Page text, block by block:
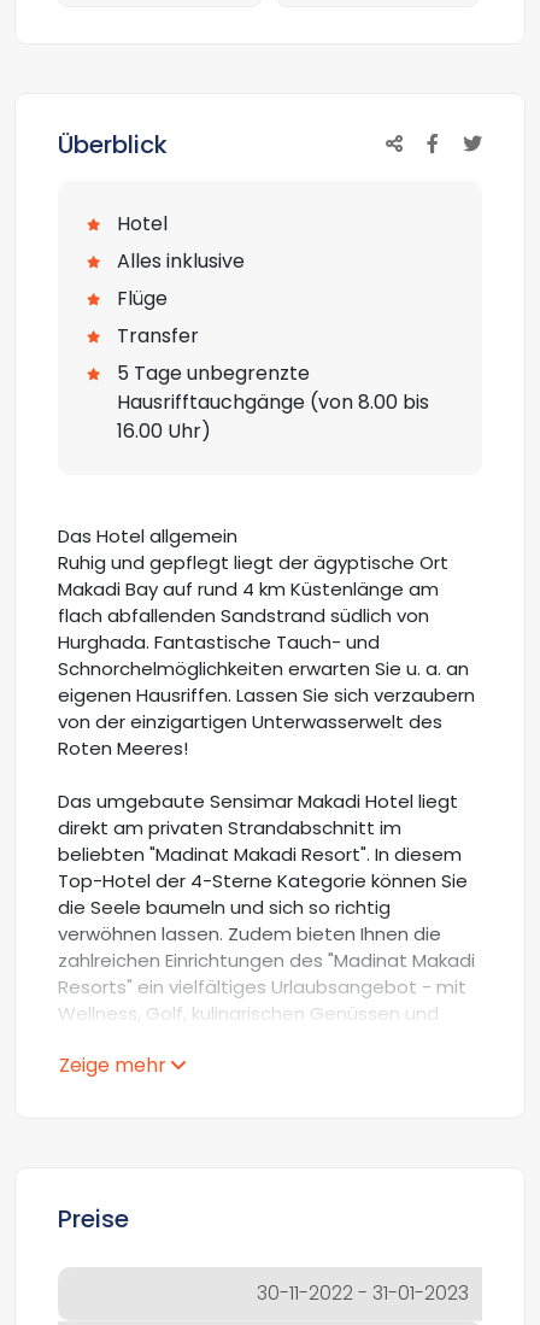
Überblick
Hotel
Alles inklusive
Flüge
Transfer
5 Tage unbegrenzte
Hausrifftauchgänge (von 8.00 bis
16.00 Uhr)
Das Hotel allgemein
Ruhig und gepflegt liegt der ägyptische Ort
Makadi Bay auf rund 4 km Küstenlänge am
flach abfallenden Sandstrand südlich von
Hurghada. Fantastische Tauch- und
Schnorchelmöglichkeiten erwarten Sie u. a. an
eigenen Hausriffen. Lassen Sie sich verzaubern
von der einzigartigen Unterwasserwelt des
Roten Meeres!
Das umgebaute Sensimar Makadi Hotel liegt
direkt am privaten Strandabschnitt im
beliebten "Madinat Makadi Resort". In diesem
Top-Hotel der 4-Sterne Kategorie können Sie
die Seele baumeln und sich so richtig
verwöhnen lassen. Zudem bieten Ihnen die
zahlreichen Einrichtungen des "Madinat Makadi
Resorts" ein vielfältiges Urlaubsangebot - mit
Wellness, Golf, kulinarischen Genüssen und
Schnorchelausrüstung auf Entdeckungstour zu
ist ein 18-Loch Golfplatz, auf dessen
großzügigen Übungseinrichtungen auch
Zeige mehr
Preise
30-11-2022 - 31-01-2023